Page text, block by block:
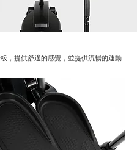
，提供舒適的感覺，並提供流暢的運動